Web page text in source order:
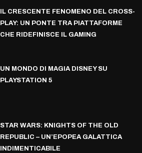
IL CRESCENTE FENOMENO DEL CROSS-
PLAY: UN PONTE TRA PIATTAFORME
CHE RIDEFINISCE IL GAMING
UN MONDO DI MAGIA DISNEY SU
PLAYSTATION 5
STAR WARS: KNIGHTS OF THE OLD
REPUBLIC – UN’EPOPEA GALATTICA
INDIMENTICABILE